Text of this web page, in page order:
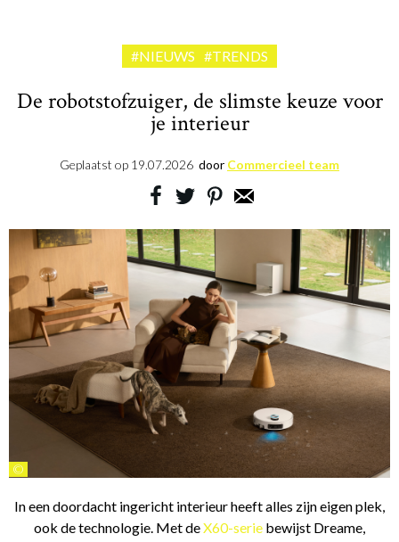
#NIEUWS #TRENDS
De robotstofzuiger, de slimste keuze voor
je interieur
Geplaatst op 19.07.2026 door Commercieel team
©
In een doordacht ingericht interieur heeft alles zijn eigen plek,
ook de technologie. Met deX60-serie bewijst Dreame,